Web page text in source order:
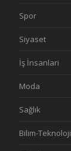
Spor
Siyaset
İş İnsanlari
Moda
Sağlık
Bilim-Teknoloji